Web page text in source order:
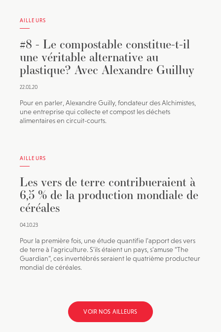
AILLEURS
#8 - Le compostable constitue-t-il
une véritable alternative au
plastique? Avec Alexandre Guilluy
22.01.20
Pour en parler, Alexandre Guilly, fondateur des Alchimistes,
une entreprise qui collecte et compost les déchets
alimentaires en circuit-courts.
AILLEURS
Les vers de terre contribueraient à
6,5 % de la production mondiale de
céréales
04.10.23
Pour la première fois, une étude quantifie l’apport des vers
de terre à l’agriculture. S’ils étaient un pays, s’amuse “The
Guardian”, ces invertébrés seraient le quatrième producteur
mondial de céréales.
VOIR NOS AILLEURS